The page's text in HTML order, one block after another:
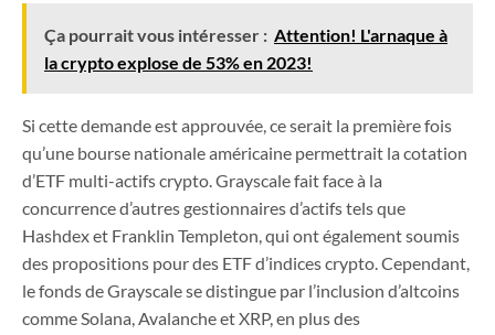
Ça pourrait vous intéresser : Attention! L'arnaque à
la crypto explose de 53% en 2023!
Si cette demande est approuvée, ce serait la première fois
qu’une bourse nationale américaine permettrait la cotation
d’ETF multi-actifs crypto. Grayscale fait face à la
concurrence d’autres gestionnaires d’actifs tels que
Hashdex et Franklin Templeton, qui ont également soumis
des propositions pour des ETF d’indices crypto. Cependant,
le fonds de Grayscale se distingue par l’inclusion d’altcoins
comme Solana, Avalanche et XRP, en plus des